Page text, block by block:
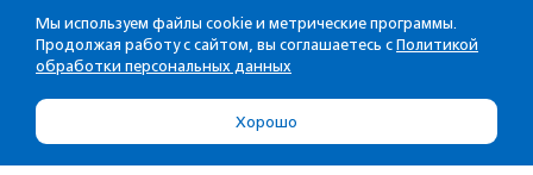
Мы используем файлы cookie и метрические программы.
Продолжая работу с сайтом, вы соглашаетесь с Политикой
обработки персональных данных
Хорошо